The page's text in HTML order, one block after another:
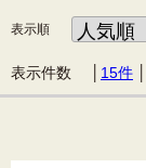
表示順
表示件数 │ 15件